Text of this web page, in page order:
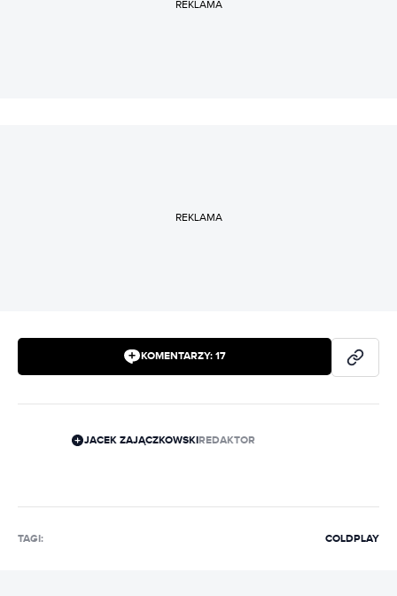
REKLAMA
REKLAMA
KOMENTARZY: 17
JACEK ZAJĄCZKOWSKIREDAKTOR
TAGI: COLDPLAY